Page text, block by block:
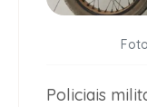
Policiais